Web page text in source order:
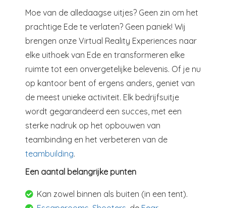
Moe van de alledaagse uitjes? Geen zin om het
prachtige Ede te verlaten? Geen paniek! Wij
brengen onze Virtual Reality Experiences naar
elke uithoek van Ede en transformeren elke
ruimte tot een onvergetelijke belevenis. Of je nu
op kantoor bent of ergens anders, geniet van
de meest unieke activiteit. Elk bedrijfsuitje
wordt gegarandeerd een succes, met een
sterke nadruk op het opbouwen van
teambinding en het verbeteren van de
teambuilding.
Een aantal belangrijke punten
Kan zowel binnen als buiten (in een tent).